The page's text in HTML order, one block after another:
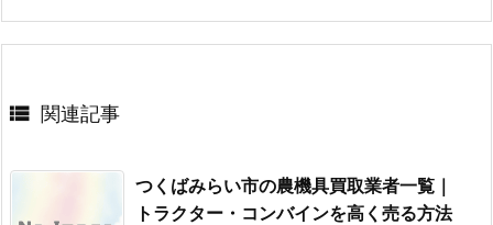
 関連記事
つくばみらい市の農機具買取業者一覧｜
トラクター・コンバインを高く売る方法